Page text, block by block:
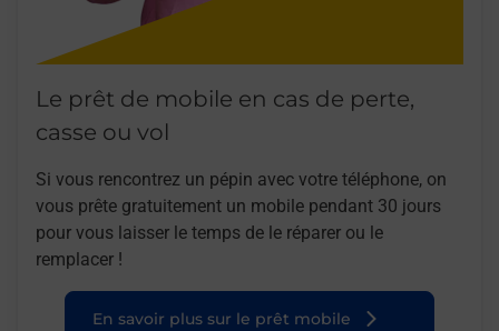
Le prêt de mobile en cas de perte,
casse ou vol
Si vous rencontrez un pépin avec votre téléphone, on
vous prête gratuitement un mobile pendant 30 jours
pour vous laisser le temps de le réparer ou le
remplacer !
En savoir plus sur le prêt mobile